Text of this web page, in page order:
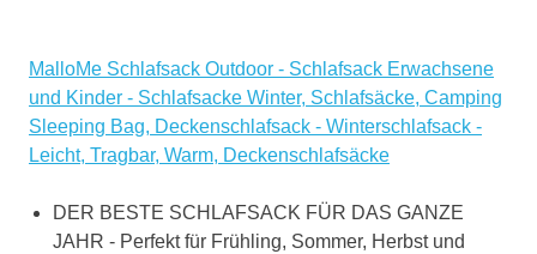
MalloMe Schlafsack Outdoor - Schlafsack Erwachsene
und Kinder - Schlafsacke Winter, Schlafsäcke, Camping
Sleeping Bag, Deckenschlafsack - Winterschlafsack -
Leicht, Tragbar, Warm, Deckenschlafsäcke
DER BESTE SCHLAFSACK FÜR DAS GANZE
JAHR - Perfekt für Frühling, Sommer, Herbst und